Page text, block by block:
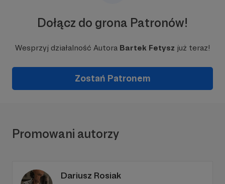
Dołącz do grona Patronów!
Wesprzyj działalność Autora Bartek Fetysz już teraz!
Zostań Patronem
Promowani autorzy
Dariusz Rosiak